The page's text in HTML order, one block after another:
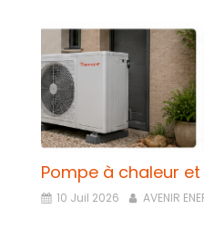
Pompe à chaleur et
10 Juil 2026 AVENIR